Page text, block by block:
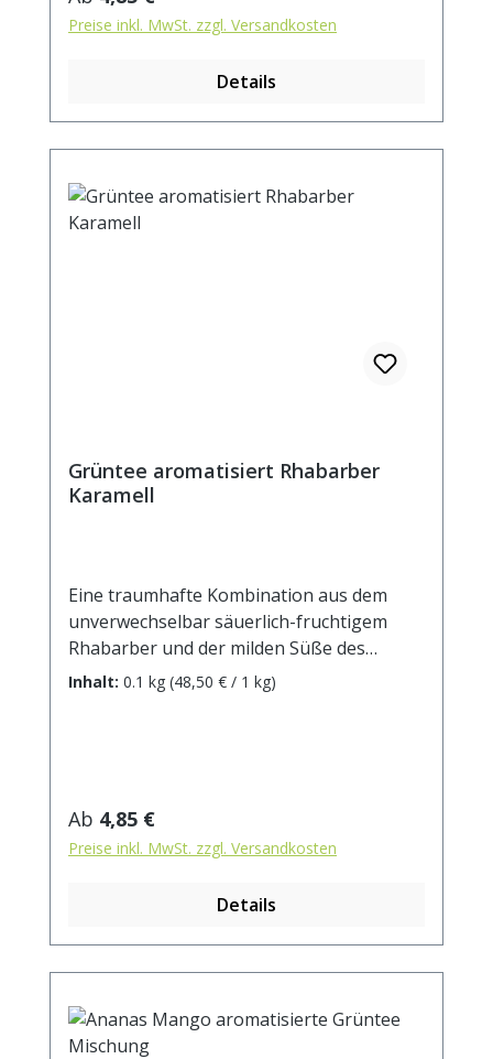
Tee mit 1 Liter Wasser (auf 90°C
abgekühlt) aufgiessen. Ziehzeit: ca. 2 min.
Preise inkl. MwSt. zzgl. Versandkosten
Details
Grüntee aromatisiert Rhabarber
Karamell
Eine traumhafte Kombination aus dem
unverwechselbar säuerlich-fruchtigem
Rhabarber und der milden Süße des
Karamells - da werden
Kakaobutter, Vollmilchpulver,
Kakaopulver, Emulgator: Lecithin,
natürliches Aroma, färbendes
Rhababerstücke (3%), weiße
Hibiskusblüten Zubereitung: ca. 12g Tee
Durchschnittliche Brennwerte je 100 ml
Fertiggetränk bei Aufguss von 2g Tee mit
Inhalt: 0.1 kg (48,50 € / 1 kg)
Regulärer Preis:
Ab 4,85 €
Preise inkl. MwSt. zzgl. Versandkosten
Details